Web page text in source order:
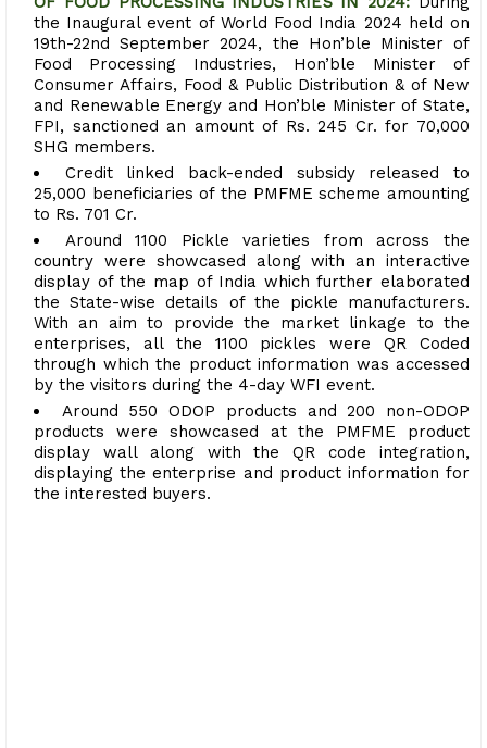
the Inaugural event of World Food India 2024 held on
19th-22nd September 2024, the Hon’ble Minister of
Food Processing Industries, Hon’ble Minister of
Consumer Affairs, Food & Public Distribution & of New
and Renewable Energy and Hon’ble Minister of State,
FPI, sanctioned an amount of Rs. 245 Cr. for 70,000
SHG members.
Credit linked back-ended subsidy released to
25,000 beneficiaries of the PMFME scheme amounting
to Rs. 701 Cr.
Around 1100 Pickle varieties from across the
country were showcased along with an interactive
display of the map of India which further elaborated
the State-wise details of the pickle manufacturers.
With an aim to provide the market linkage to the
enterprises, all the 1100 pickles were QR Coded
through which the product information was accessed
by the visitors during the 4-day WFI event.
Around 550 ODOP products and 200 non-ODOP
products were showcased at the PMFME product
display wall along with the QR code integration,
displaying the enterprise and product information for
the interested buyers.